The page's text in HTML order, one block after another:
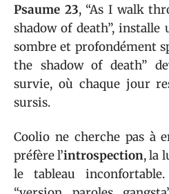
Psaume 23, “As I walk
shadow of death”, installe
sombre et profondément
the shadow of death”
survie, où chaque jour
sursis.
Coolio ne cherche pas à
préfère l’introspection, la
le tableau